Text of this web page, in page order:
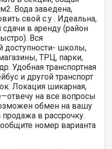
Вода заведена,
свой с.у . Идеальна,
в аренду (район
Вся
доступности- школы,
ТРЦ, парки,
Удобная транспортная
и другой транспорт
Локация шикарная,
на все вопросы
обмен на вашу
в рассрочку.
номер варианта